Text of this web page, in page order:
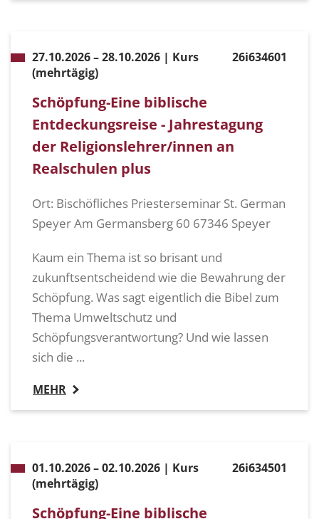
27.10.2026 – 28.10.2026 | Kurs
(mehrtägig)
26i634601
Schöpfung-Eine biblische
Entdeckungsreise - Jahrestagung
der Religionslehrer/innen an
Realschulen plus
Ort: Bischöfliches Priesterseminar St. German
Speyer Am Germansberg 60 67346 Speyer
Kaum ein Thema ist so brisant und
zukunftsentscheidend wie die Bewahrung der
Schöpfung. Was sagt eigentlich die Bibel zum
Thema Umweltschutz und
Schöpfungsverantwortung? Und wie lassen
sich die ...
MEHR
01.10.2026 – 02.10.2026 | Kurs
(mehrtägig)
26i634501
Schöpfung-Eine biblische